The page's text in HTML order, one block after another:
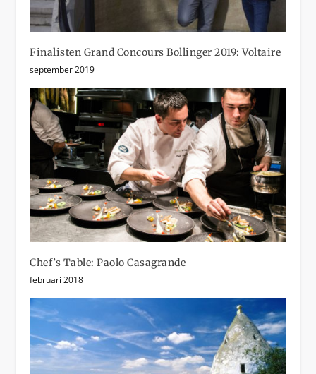
Finalisten Grand Concours Bollinger 2019: Voltaire
september 2019
Chef’s Table: Paolo Casagrande
februari 2018